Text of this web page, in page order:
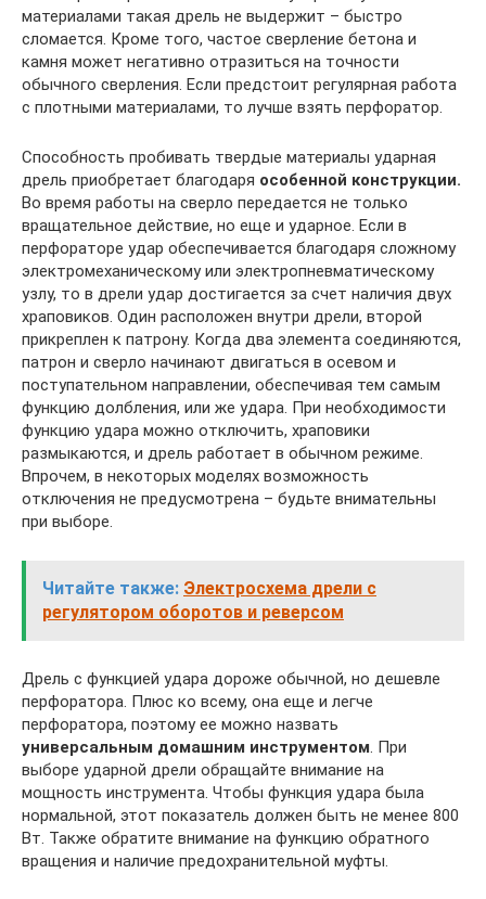
материалами такая дрель не выдержит – быстро
сломается. Кроме того, частое сверление бетона и
камня может негативно отразиться на точности
обычного сверления. Если предстоит регулярная работа
с плотными материалами, то лучше взять перфоратор.
Способность пробивать твердые материалы ударная
дрель приобретает благодаря особенной конструкции.
Во время работы на сверло передается не только
вращательное действие, но еще и ударное. Если в
перфораторе удар обеспечивается благодаря сложному
электромеханическому или электропневматическому
узлу, то в дрели удар достигается за счет наличия двух
храповиков. Один расположен внутри дрели, второй
прикреплен к патрону. Когда два элемента соединяются,
патрон и сверло начинают двигаться в осевом и
поступательном направлении, обеспечивая тем самым
функцию долбления, или же удара. При необходимости
функцию удара можно отключить, храповики
размыкаются, и дрель работает в обычном режиме.
Впрочем, в некоторых моделях возможность
отключения не предусмотрена – будьте внимательны
при выборе.
Читайте также: Электросхема дрели с
регулятором оборотов и реверсом
Дрель с функцией удара дороже обычной, но дешевле
перфоратора. Плюс ко всему, она еще и легче
перфоратора, поэтому ее можно назвать
универсальным домашним инструментом . При
выборе ударной дрели обращайте внимание на
мощность инструмента. Чтобы функция удара была
нормальной, этот показатель должен быть не менее 800
Вт. Также обратите внимание на функцию обратного
вращения и наличие предохранительной муфты.